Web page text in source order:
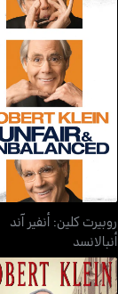
روبيرت كلين: أنفير آند
أنبالانسد
روبيرت كلين: أنفير آند
أنبالانسد